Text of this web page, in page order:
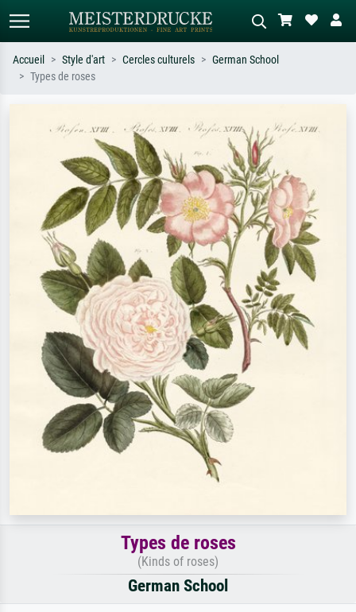
ex. Monet, Nuit étoilée,
impressionnisme, vague de Hokusai,
nu.
abstrait avec beaucoup de rouge,
tableau sombre, nu debout près d'un
arbre.
Accueil Style d'art Cercles culturels
German School
Types de roses
Types de roses
(Kinds of roses)
German School